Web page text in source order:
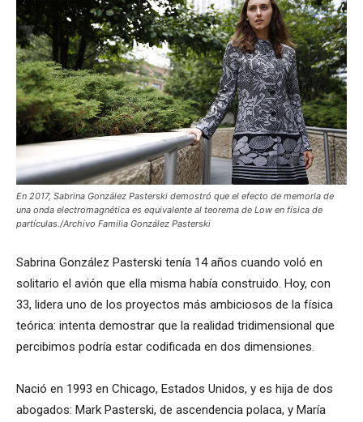
En 2017, Sabrina González Pasterski demostró que el efecto de memoria de
una onda electromagnética es equivalente al teorema de Low en física de
partículas./Archivo Familia González Pasterski
Sabrina González Pasterski tenía 14 años cuando voló en
solitario el avión que ella misma había construido. Hoy, con
33, lidera uno de los proyectos más ambiciosos de la física
teórica: intenta demostrar que la realidad tridimensional que
percibimos podría estar codificada en dos dimensiones.
Nació en 1993 en Chicago, Estados Unidos, y es hija de dos
abogados: Mark Pasterski, de ascendencia polaca, y María